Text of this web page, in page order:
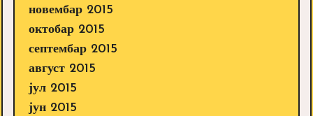
новембар 2015
октобар 2015
септембар 2015
август 2015
јул 2015
јун 2015